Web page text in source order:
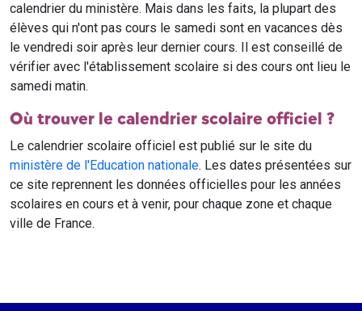
calendrier du ministère. Mais dans les faits, la plupart des
élèves qui n'ont pas cours le samedi sont en vacances dès
le vendredi soir après leur dernier cours. Il est conseillé de
vérifier avec l'établissement scolaire si des cours ont lieu le
samedi matin.
Où trouver le calendrier scolaire officiel ?
Le calendrier scolaire officiel est publié sur le site du
ministère de l'Education nationale. Les dates présentées sur
ce site reprennent les données officielles pour les années
scolaires en cours et à venir, pour chaque zone et chaque
ville de France.